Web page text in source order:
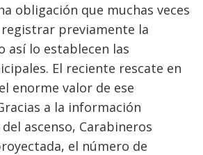
obligación que muchas veces
previamente la
así lo establecen las
El reciente rescate en
enorme valor de ese
a la información
ascenso, Carabineros
el número de